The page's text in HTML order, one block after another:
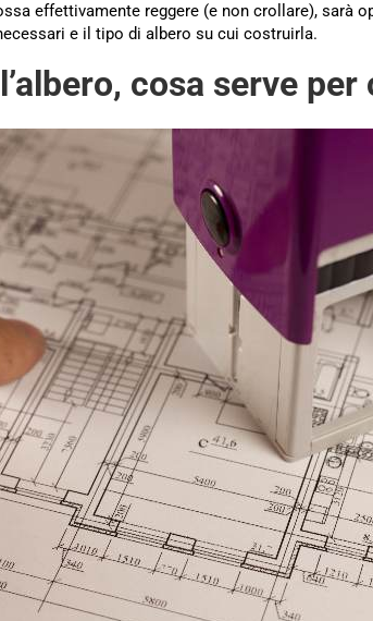
effettivamente reggere (e non crollare), sarà
e il tipo di albero su cui costruirla.
cosa serve